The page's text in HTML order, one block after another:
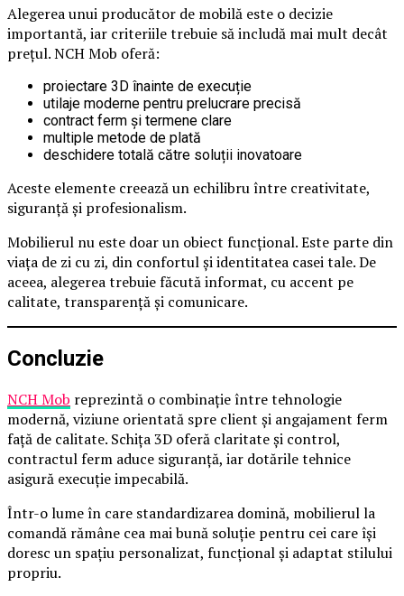
Alegerea unui producător de mobilă este o decizie
importantă, iar criteriile trebuie să includă mai mult decât
prețul. NCH Mob oferă:
proiectare 3D înainte de execuție
utilaje moderne pentru prelucrare precisă
contract ferm și termene clare
multiple metode de plată
deschidere totală către soluții inovatoare
Aceste elemente creează un echilibru între creativitate,
siguranță și profesionalism.
Mobilierul nu este doar un obiect funcțional. Este parte din
viața de zi cu zi, din confortul și identitatea casei tale. De
aceea, alegerea trebuie făcută informat, cu accent pe
calitate, transparență și comunicare.
Concluzie
NCH Mob reprezintă o combinație între tehnologie
modernă, viziune orientată spre client și angajament ferm
față de calitate. Schița 3D oferă claritate și control,
contractul ferm aduce siguranță, iar dotările tehnice
asigură execuție impecabilă.
Într-o lume în care standardizarea domină, mobilierul la
comandă rămâne cea mai bună soluție pentru cei care își
doresc un spațiu personalizat, funcțional și adaptat stilului
propriu.